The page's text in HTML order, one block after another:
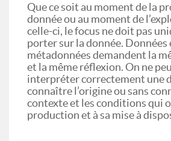
Que ce soit au moment de la
donnée ou au moment de
celle-ci, le focus ne doit pas
porter sur la donnée. Données
métadonnées demandent la
et la même réflexion. On ne
interpréter correctement une
connaître l’origine ou sans
contexte et les conditions qui
production et à sa mise à